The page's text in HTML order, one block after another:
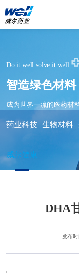
Do it well solve it well
智造绿色材料
成为世界一流的医药材
药业科技 生物材料
威尔健康
DHA